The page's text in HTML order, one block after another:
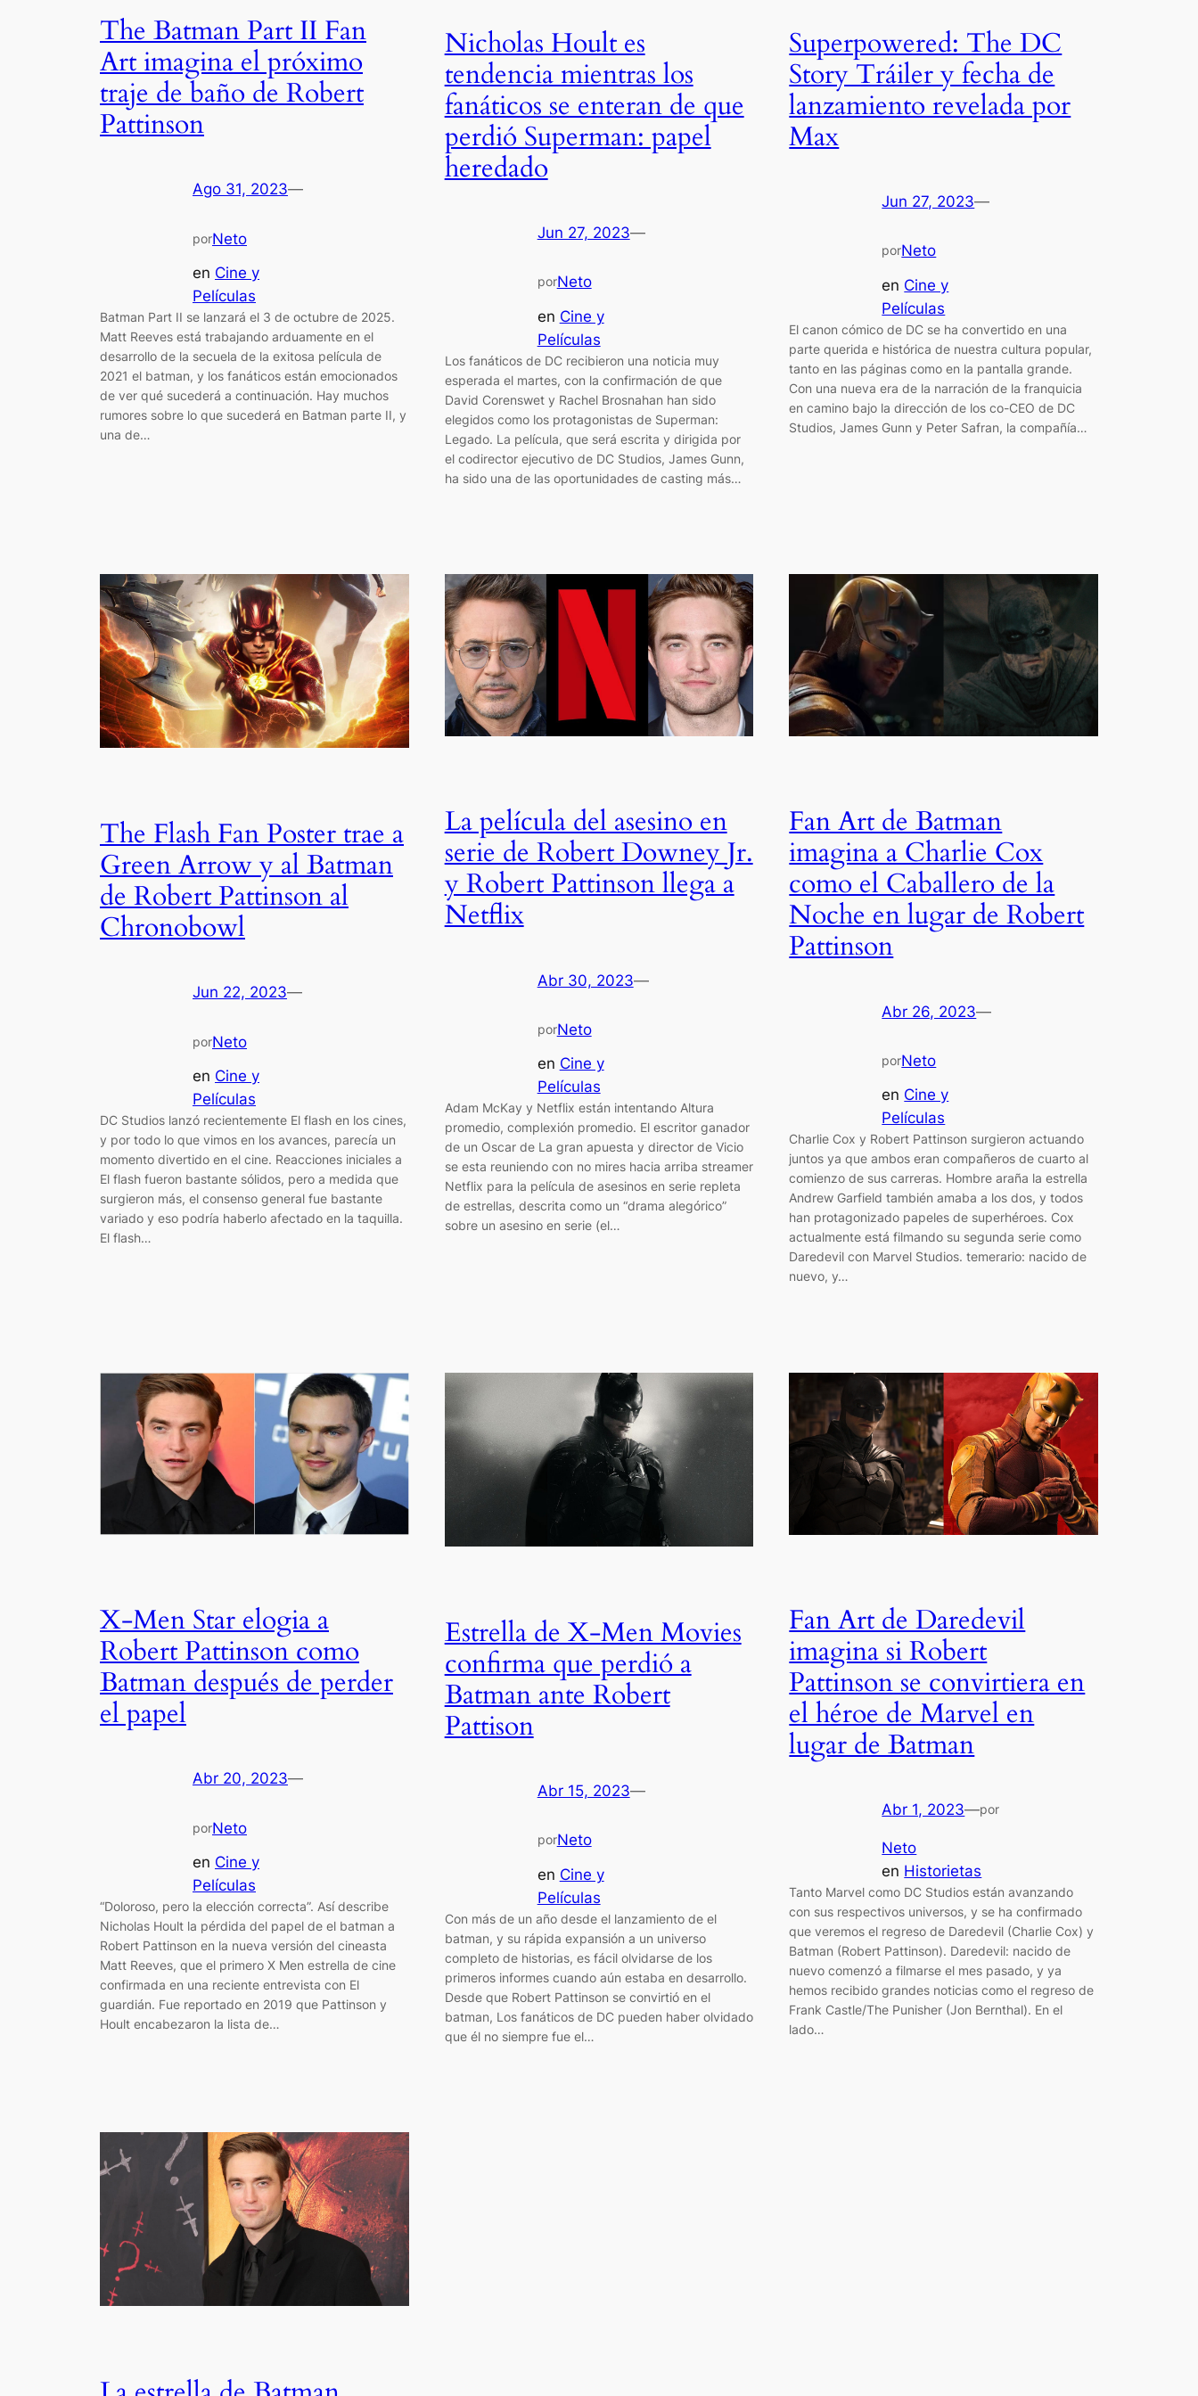
The Batman Part II Fan
Art imagina el próximo
traje de baño de Robert
Pattinson
Ago 31, 2023—
porNeto
en Cine y
Películas
Batman Part II se lanzará el 3 de octubre de 2025.
Matt Reeves está trabajando arduamente en el
desarrollo de la secuela de la exitosa película de
2021 el batman, y los fanáticos están emocionados
de ver qué sucederá a continuación. Hay muchos
rumores sobre lo que sucederá en Batman parte II, y
una de…
Nicholas Hoult es
tendencia mientras los
fanáticos se enteran de que
perdió Superman: papel
heredado
Jun 27, 2023—
porNeto
en Cine y
Películas
Los fanáticos de DC recibieron una noticia muy
esperada el martes, con la confirmación de que
David Corenswet y Rachel Brosnahan han sido
elegidos como los protagonistas de Superman:
Legado. La película, que será escrita y dirigida por
el codirector ejecutivo de DC Studios, James Gunn,
ha sido una de las oportunidades de casting más…
Superpowered: The DC
Story Tráiler y fecha de
lanzamiento revelada por
Max
Jun 27, 2023—
porNeto
en Cine y
Películas
El canon cómico de DC se ha convertido en una
parte querida e histórica de nuestra cultura popular,
tanto en las páginas como en la pantalla grande.
Con una nueva era de la narración de la franquicia
en camino bajo la dirección de los co-CEO de DC
Studios, James Gunn y Peter Safran, la compañía…
The Flash Fan Poster trae a
Green Arrow y al Batman
de Robert Pattinson al
Chronobowl
Jun 22, 2023—
porNeto
en Cine y
Películas
DC Studios lanzó recientemente El flash en los cines,
y por todo lo que vimos en los avances, parecía un
momento divertido en el cine. Reacciones iniciales a
El flash fueron bastante sólidos, pero a medida que
surgieron más, el consenso general fue bastante
variado y eso podría haberlo afectado en la taquilla.
El flash…
La película del asesino en
serie de Robert Downey Jr.
y Robert Pattinson llega a
Netflix
Abr 30, 2023—
porNeto
en Cine y
Películas
Adam McKay y Netflix están intentando Altura
promedio, complexión promedio. El escritor ganador
de un Oscar de La gran apuesta y director de Vicio
se esta reuniendo con no mires hacia arriba streamer
Netflix para la película de asesinos en serie repleta
de estrellas, descrita como un “drama alegórico”
sobre un asesino en serie (el…
Fan Art de Batman
imagina a Charlie Cox
como el Caballero de la
Noche en lugar de Robert
Pattinson
Abr 26, 2023—
porNeto
en Cine y
Películas
Charlie Cox y Robert Pattinson surgieron actuando
juntos ya que ambos eran compañeros de cuarto al
comienzo de sus carreras. Hombre araña la estrella
Andrew Garfield también amaba a los dos, y todos
han protagonizado papeles de superhéroes. Cox
actualmente está filmando su segunda serie como
Daredevil con Marvel Studios. temerario: nacido de
nuevo, y…
X-Men Star elogia a
Robert Pattinson como
Batman después de perder
el papel
Abr 20, 2023—
porNeto
en Cine y
Películas
“Doloroso, pero la elección correcta”. Así describe
Nicholas Hoult la pérdida del papel de el batman a
Robert Pattinson en la nueva versión del cineasta
Matt Reeves, que el primero X Men estrella de cine
confirmada en una reciente entrevista con El
guardián. Fue reportado en 2019 que Pattinson y
Hoult encabezaron la lista de…
Estrella de X-Men Movies
confirma que perdió a
Batman ante Robert
Pattison
Abr 15, 2023—
porNeto
en Cine y
Películas
Con más de un año desde el lanzamiento de el
batman, y su rápida expansión a un universo
completo de historias, es fácil olvidarse de los
primeros informes cuando aún estaba en desarrollo.
Desde que Robert Pattinson se convirtió en el
batman, Los fanáticos de DC pueden haber olvidado
que él no siempre fue el…
Fan Art de Daredevil
imagina si Robert
Pattinson se convirtiera en
el héroe de Marvel en
lugar de Batman
Abr 1, 2023—por
Neto
en Historietas
Tanto Marvel como DC Studios están avanzando
con sus respectivos universos, y se ha confirmado
que veremos el regreso de Daredevil (Charlie Cox) y
Batman (Robert Pattinson). Daredevil: nacido de
nuevo comenzó a filmarse el mes pasado, y ya
hemos recibido grandes noticias como el regreso de
Frank Castle/The Punisher (Jon Bernthal). En el
lado…